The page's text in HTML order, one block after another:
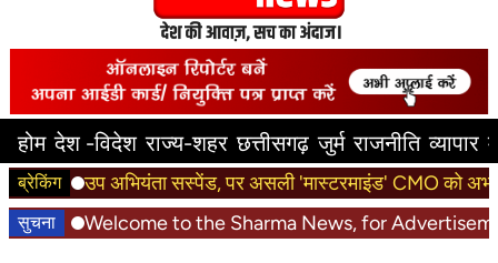
होम देश -विदेश राज्य-शहर छत्तीसगढ़ जुर्म राजनीति व्यापार
ब्रेकिंगउप अभियंता सस्पेंड, पर असली 'मास्टरमाइंड' CMO को अभयदान
सुचनाWelcome to the Sharma News, for Advertisement